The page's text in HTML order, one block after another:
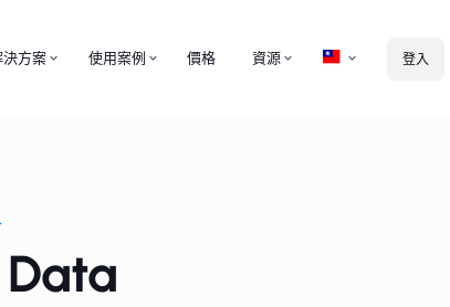
方案 使用案例 價格 資源 登入